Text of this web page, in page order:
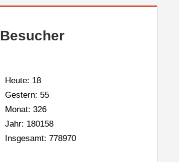
Besucher
Heute: 18
Gestern: 55
Monat: 326
Jahr: 180158
Insgesamt: 778970